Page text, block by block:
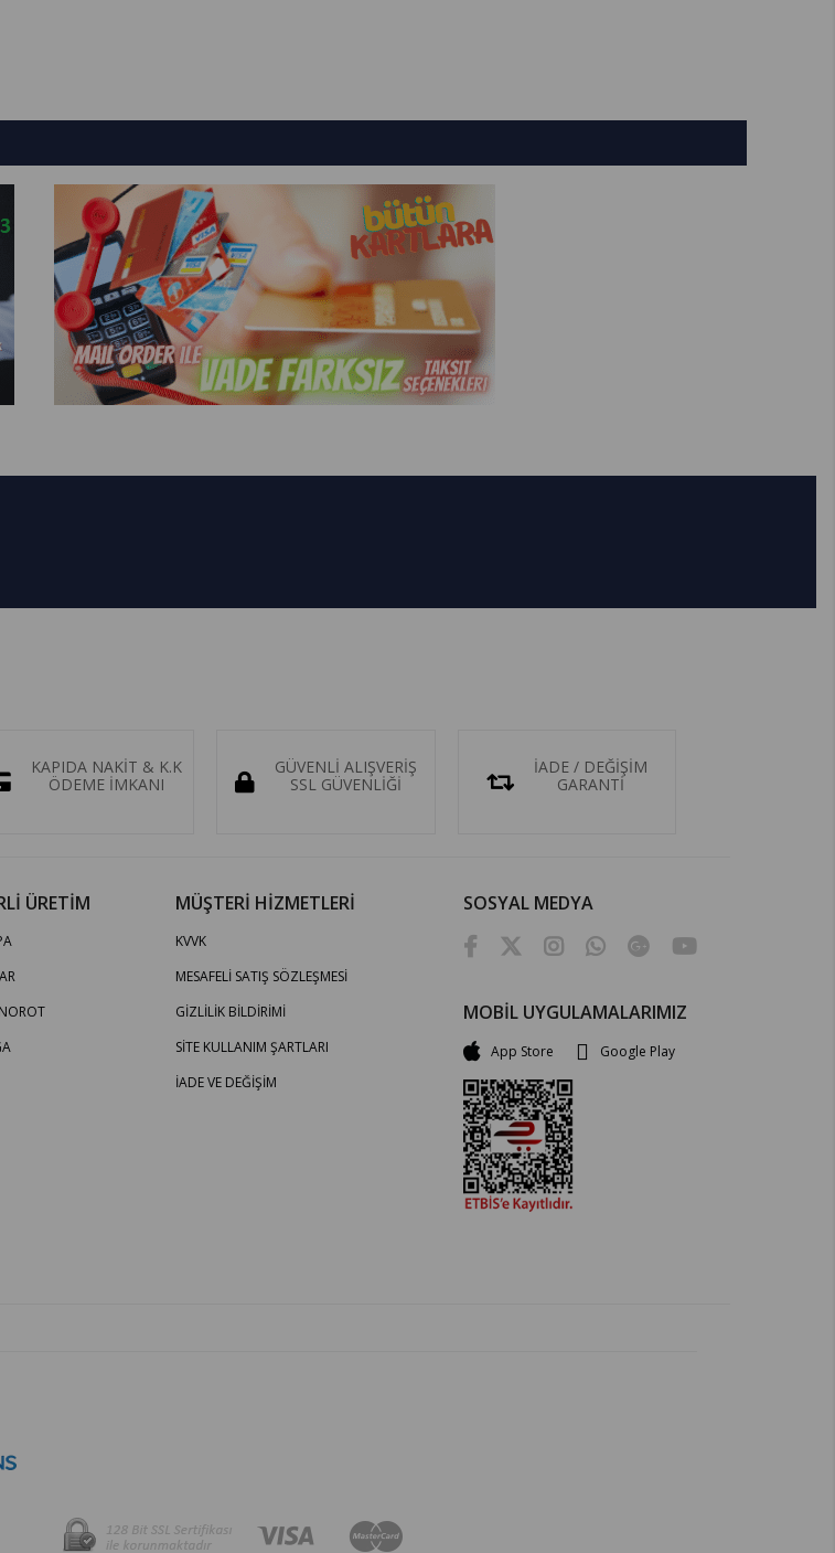
KAPIDA NAKİT & K.K
ÖDEME İMKANI
GÜVENLİ ALIŞVERİŞ
SSL GÜVENLİĞİ
İADE / DEĞİŞİM
GARANTİ
ÜRETİM MÜŞTERİ HİZMETLERİ
KVVK
MESAFELİ SATIŞ SÖZLEŞMESİ
GİZLİLİK BİLDİRİMİ
SİTE KULLANIM ŞARTLARI
İADE VE DEĞİŞİM
SOSYAL MEDYA
MOBİL UYGULAMALARIMIZ
App Store Google Play